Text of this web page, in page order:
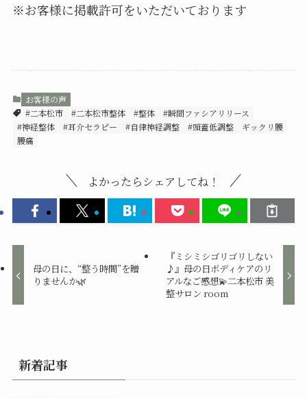
※お客様に掲載許可をいただいております
お客様の声
#二本松市
#二本松市整体 #整体
#瞬間ファシアリリース
#神経整体
#耳介セラピー #自律神経調整 #頭蓋低調整
ギックリ腰
腰痛
よかったらシェアしてね！
母の日に、“整う時間”を贈
りませんか🌿
『ミシミシゴリゴリしない
♪』母の日ボディケアのリ
アルなご感想💫二本松市 美
整サロン room
新着記事